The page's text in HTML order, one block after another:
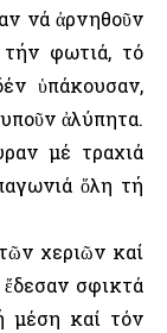
νά ἀρνηθοῦν
φωτιά, τό
ὑπάκουσαν,
ἀλύπητα.
μέ τραχιά
ὅλη τή
χεριῶν καί
σφικτά
μέση καί τόν